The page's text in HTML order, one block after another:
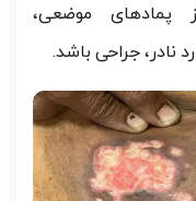
موضعی،
نادر، جراحی باشد.